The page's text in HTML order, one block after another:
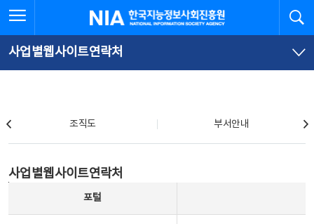
문
로
가
체
뉴
바
가
한국지능정보사회진흥원
사업별웹사이트연락처
조직도 부서안내
사업별웹사이트연락처
포털